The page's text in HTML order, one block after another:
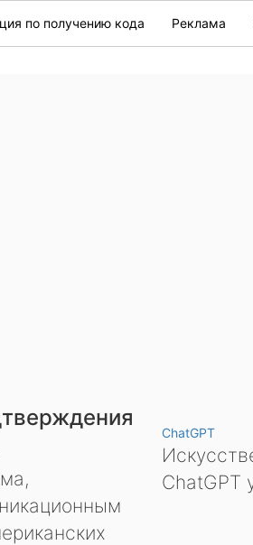
по получению кода Реклама
ChatGPT
ChatGPT